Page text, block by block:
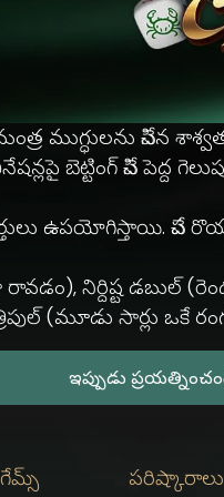
ముగ్ధులను చేసిన
బెట్టింగ్ చేసి పెద్ద
ఉపయోగిస్తాయి. చేప
రావడం), నిర్దిష్ట
(మూడు సార్లు ఒకే
ఇప్పుడు
గేమ్స్ పరిష్కారాలు